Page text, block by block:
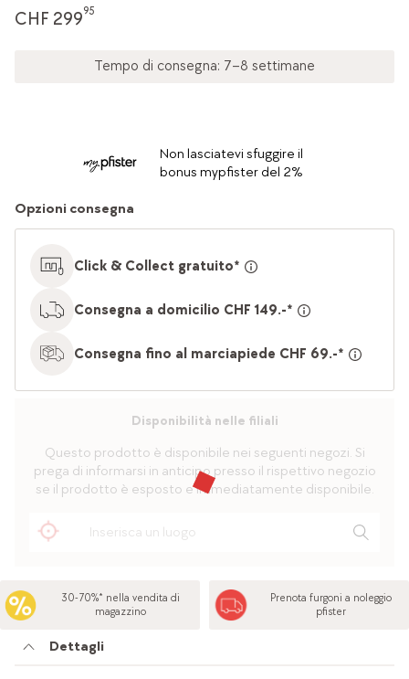
CHF 29995
Tempo di consegna: 7–8 settimane
Non lasciatevi sfuggire il
bonus mypfister del 2%
Opzioni consegna
Click & Collect gratuito*
Consegna a domicilio CHF 149.-*
Consegna fino al marciapiede CHF 69.-*
Disponibilità nelle filiali
Questo prodotto è disponibile nei seguenti negozi. Si
prega di informarsi in anticipo presso il rispettivo negozio
se il prodotto è esposto e immediatamente disponibile.
30-70%* nella vendita di
magazzino
Prenota furgoni a noleggio
pfister
Dettagli